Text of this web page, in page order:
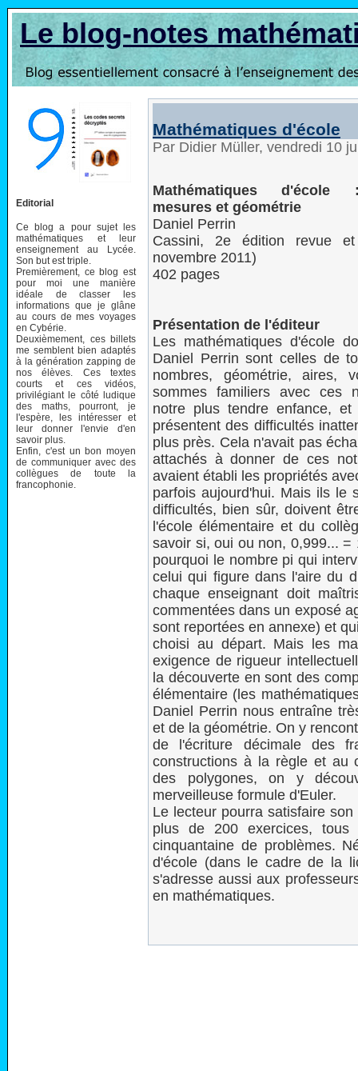
Le blog-notes
Editorial
Ce blog a pour sujet les
mathématiques et leur
enseignement au Lycée.
Son but est triple.
Premièrement, ce blog est
pour moi une manière
idéale de classer les
informations que je glâne
au cours de mes voyages
en Cybérie.
Deuxièmement, ces billets
me semblent bien adaptés
à la génération zapping de
nos élèves. Ces textes
courts et ces vidéos,
privilégiant le côté ludique
des maths, pourront, je
l'espère, les intéresser et
leur donner l'envie d'en
savoir plus.
Enfin, c'est un bon moyen
de communiquer avec des
collègues de toute la
francophonie.
Mathématiques d'école
Par Didier Müller, vendredi 10
Mathématiques d'école
mesures et géométrie
Daniel Perrin
Cassini, 2e édition revue
novembre 2011)
402 pages
Présentation de l'éditeur
Les mathématiques d'école
Daniel Perrin sont celles de
nombres, géométrie, aires,
sommes familiers avec ces
notre plus tendre enfance, et
présentent des difficultés
plus près. Cela n'avait pas
attachés à donner de ces
avaient établi les propriétés
parfois aujourd'hui. Mais ils le
difficultés, bien sûr, doivent
l'école élémentaire et du
savoir si, oui ou non, 0,999...
pourquoi le nombre pi qui
celui qui figure dans l'aire du
chaque enseignant doit
commentées dans un exposé
sont reportées en annexe) et
choisi au départ. Mais les
exigence de rigueur
la découverte en sont des
élémentaire (les
Daniel Perrin nous entraîne
et de la géométrie. On y
de l'écriture décimale des
constructions à la règle et au
des polygones, on y
merveilleuse formule d'Euler.
Le lecteur pourra satisfaire
plus de 200 exercices,
cinquantaine de problèmes.
d'école (dans le cadre de la
s'adresse aussi aux
en mathématiques.